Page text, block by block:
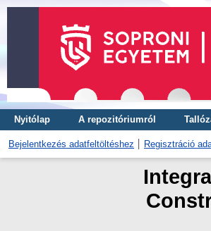
Nyitólap A repozitóriumról
Bejelentkezés adatfeltöltéshez Regisztráció